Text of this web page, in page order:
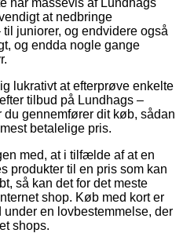
at nedbringe
juniorer, og endvidere også
og endda nogle gange
lukrativt at efterprøve enkelte
tilbud på Lundhags –
gennemfører dit køb, sådan
betalelige pris.
med, at i tilfælde af at en
produkter til en pris som kan
så kan det for det meste
shop. Køb med kort er
en lovbestemmelse, der
shops.